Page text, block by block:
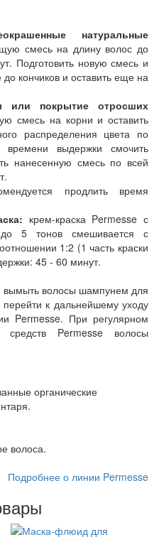
натуральные
смесь на длину волос до
Подготовить новую смесь и
кончиков и оставить еще на
или покрытие отросших
смесь на корни и оставить
распределения цвета по
выдержки смочить
нанесенную смесь по всей
продлить время
крем-краска Permesse с
до 5 тонов смешивается с
1:2 (1 часть краски
45 - 60 минут.
вымыть волосы шампунем для
к дальнейшему уходу
Permesse. При регулярном
средств Permesse волосы
органические
волоса.
Подробнее о линии Permesse